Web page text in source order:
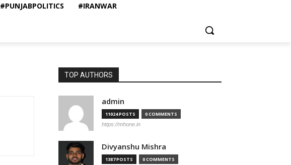
#PUNJABPOLITICS #IRANWAR
TOP AUTHORS
admin
11024 POSTS 0 COMMENTS
https://mhone.in
Divyanshu Mishra
1387 POSTS 0 COMMENTS